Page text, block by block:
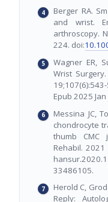
Berger RA.
and wrist.
arthroscopy.
224. doi:
Wagner ER,
Wrist
Epub 2025
Messina JC,
chondrocyte
thumb CMC
Rehabil. 2021
33486105.
Herold C,
Reply: